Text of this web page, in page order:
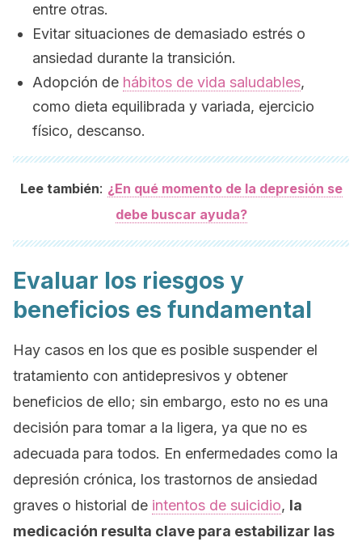
entre otras.
Evitar situaciones de demasiado estrés o
ansiedad durante la transición.
Adopción de hábitos de vida saludables,
como dieta equilibrada y variada, ejercicio
físico, descanso.
Lee también: ¿En qué momento de la depresión se
debe buscar ayuda?
Evaluar los riesgos y
beneficios es fundamental
Hay casos en los que es posible suspender el
tratamiento con antidepresivos y obtener
beneficios de ello; sin embargo, esto no es una
decisión para tomar a la ligera, ya que no es
adecuada para todos. En enfermedades como la
depresión crónica, los trastornos de ansiedad
graves o historial de intentos de suicidio, la
medicación resulta clave para estabilizar las